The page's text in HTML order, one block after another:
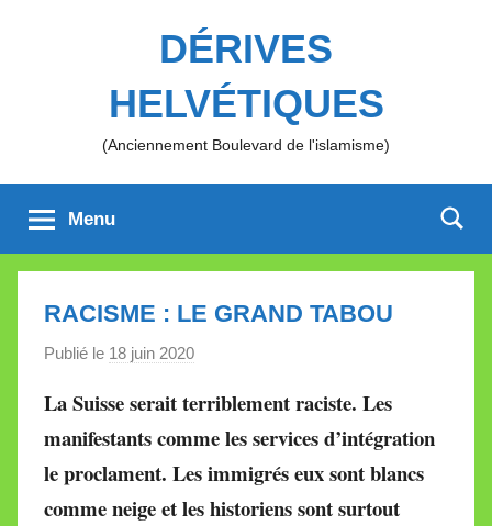
DÉRIVES
HELVÉTIQUES
(Anciennement Boulevard de l'islamisme)
Menu
RACISME : LE GRAND TABOU
Publié le 18 juin 2020
r
M
i
La Suisse serait terriblement raciste. Les
manifestants comme les services d’intégration
le proclament. Les immigrés eux sont blancs
comme neige et les historiens sont surtout